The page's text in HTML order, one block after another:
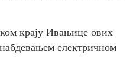
крају Ивањице ових
електричном